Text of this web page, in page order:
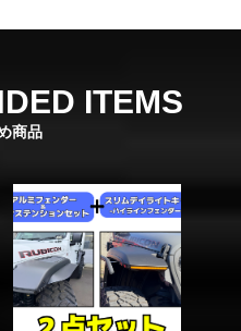
ITEMS
商品